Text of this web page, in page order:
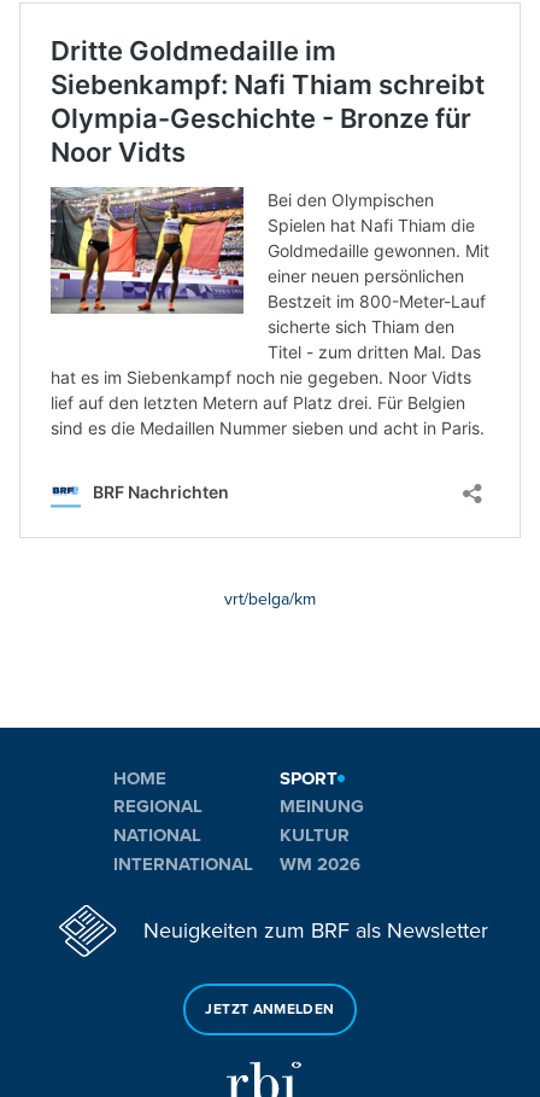
vrt/belga/km
HOME
REGIONAL
NATIONAL
INTERNATIONAL
SPORT
MEINUNG
KULTUR
WM 2026
Neuigkeiten zum BRF als Newsletter
JETZT ANMELDEN